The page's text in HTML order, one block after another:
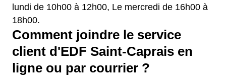
lundi de 10h00 à 12h00, Le mercredi de 16h00 à
18h00.
Comment joindre le service
client d'EDF Saint-Caprais en
ligne ou par courrier ?